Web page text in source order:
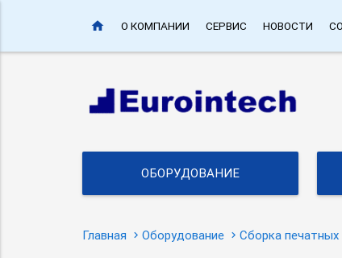
home О КОМПАНИИ СЕРВИС НОВОСТИ
ОБОРУДОВАНИЕ
Главная Оборудование Сборка печатных